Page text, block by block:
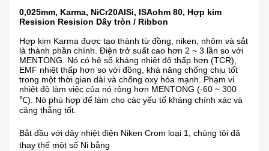
0,025mm, Karma, NiCr20AlSi, ISAohm 80, Hợp kim
Resision Resision Dây tròn / Ribbon
Hợp kim Karma được tạo thành từ đồng, niken, nhôm và sắt
là thành phần chính. Điện trở suất cao hơn 2 ~ 3 lần so với
MENTONG. Nó có hệ số kháng nhiệt độ thấp hơn (TCR),
EMF nhiệt thấp hơn so với đồng, khả năng chống chịu tốt
trong một thời gian dài và chống oxy hóa mạnh. Phạm vi
nhiệt độ làm việc của nó rộng hơn MENTONG (-60 ~ 300
℃). Nó phù hợp để làm cho các yếu tố kháng chính xác và
căng thẳng tốt.
Bắt đầu với dây nhiệt điện Niken Crom loại 1, chúng tôi đã
thay thế một số Ni bằng